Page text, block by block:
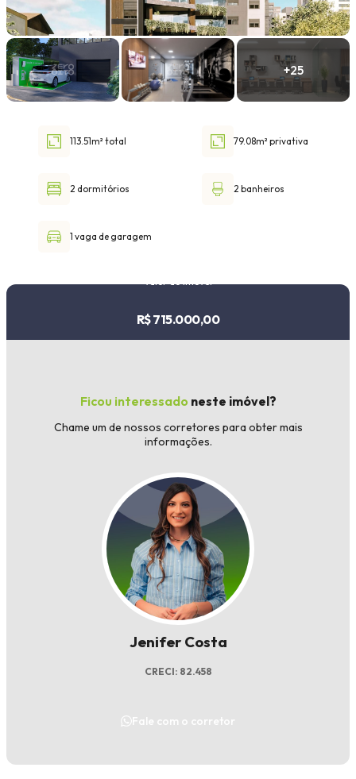
Faixa de valor
30.000,00até1.000.000,00 ou +
113.51m² total 79.08m² privativa
2 dormitórios 2 banheiros
1 vaga de garagem
R$ 715.000,00
Ficou interessado neste imóvel?
Chame um de nossos corretores para obter mais
informações.
Jenifer Costa
CRECI: 82.458
Fale com o corretor